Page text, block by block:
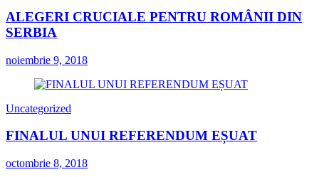
ALEGERI CRUCIALE PENTRU ROMÂNII DIN
SERBIA
noiembrie 9, 2018
Uncategorized
FINALUL UNUI REFERENDUM EȘUAT
octombrie 8, 2018